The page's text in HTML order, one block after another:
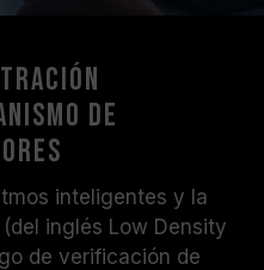
de
inteligentes y la
inglés Low Density
de verificación de